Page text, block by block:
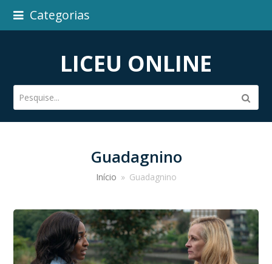
Categorias
LICEU ONLINE
Pesquise...
Guadagnino
Início » Guadagnino